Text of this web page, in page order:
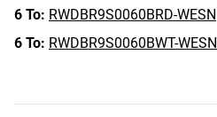
6 To: RWDBR9S0060BRD-WESN
6 To: RWDBR9S0060BWT-WESN